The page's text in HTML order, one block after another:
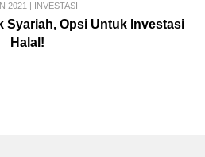
2021 INVESTASI
Syariah, Opsi Untuk Investasi
Halal!